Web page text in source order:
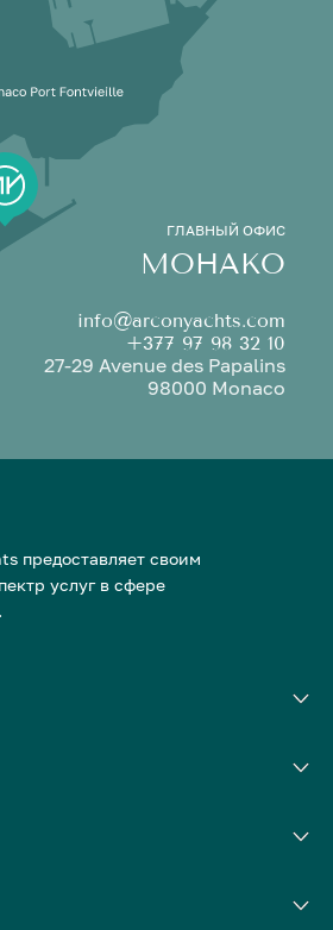
ГЛАВНЫЙ ОФИС
МОНАКО
info@arconyachts.com
+377 97 98 32 10
27-29 Avenue des Papalins
98000 Monaco
предоставляет своим
услуг в сфере